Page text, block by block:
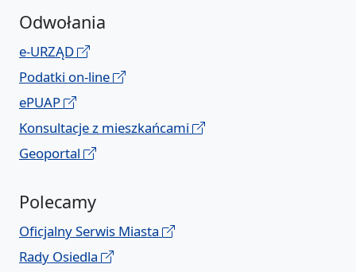
Odwołania
e-URZĄD
Podatki on-line
ePUAP
Konsultacje z mieszkańcami
Geoportal
Polecamy
Oficjalny Serwis Miasta
Rady Osiedla